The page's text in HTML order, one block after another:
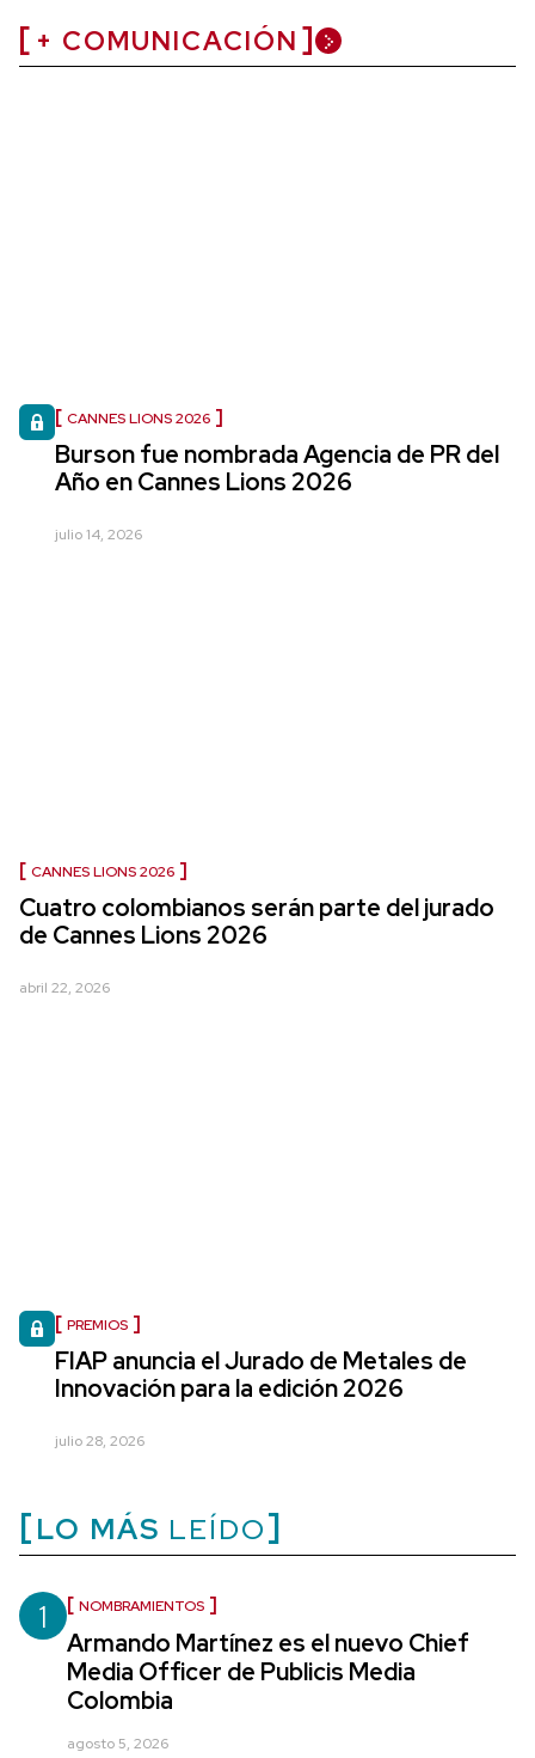
+ COMUNICACIÓN
CANNES LIONS 2026
Burson fue nombrada Agencia de PR del
Año en Cannes Lions 2026
julio 14, 2026
CANNES LIONS 2026
Cuatro colombianos serán parte del jurado
de Cannes Lions 2026
abril 22, 2026
PREMIOS
FIAP anuncia el Jurado de Metales de
Innovación para la edición 2026
julio 28, 2026
LO MÁS LEÍDO
1 NOMBRAMIENTOS
Armando Martínez es el nuevo Chief
Media Officer de Publicis Media
Colombia
agosto 5, 2026